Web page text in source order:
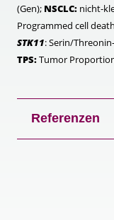
(Gen); NSCLC: nicht-
Programmed cell
STK11: Serin/
TPS:Tumor
Referenzen